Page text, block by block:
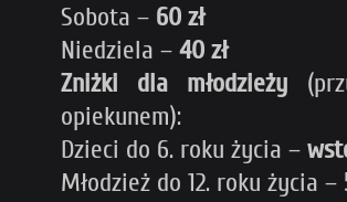
Sobota – 60 zł
Niedziela – 40 zł
Zniżki dla młodzieży
opiekunem):
Dzieci do 6. roku życia –
Młodzież do 12. roku życia –